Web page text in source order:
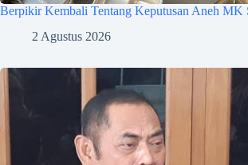
Berpikir Kembali Tentang Keputusan Aneh MK
2 Agustus 2026